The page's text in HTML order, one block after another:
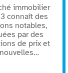
immobilier
connaît des
notables,
par des
de prix et
…